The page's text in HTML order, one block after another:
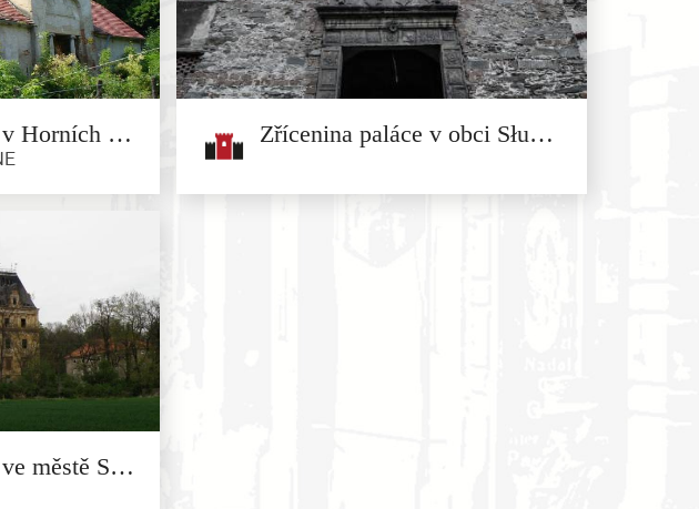
Zřícenina paláce v Horních Kalinowicach
na přelomu 16. a
Zřícenina paláce v obci Służejów
Zřícenina paláce ve městě Stolec